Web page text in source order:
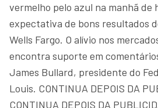
vermelho pelo azul na manhã de
expectativa de bons resultados
Wells Fargo. O alívio nos
encontra suporte em
James Bullard, presidente do
Louis. CONTINUA DEPOIS DA
CONTINUA DEPOIS DA